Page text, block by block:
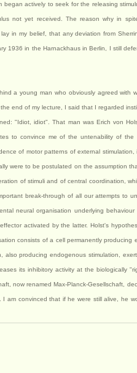
actively to seek for the releasing
not yet received. The reason why in
in my belief, that any deviation from
1936 in the Harnackhaus in Berlin, I still
a young man who obviously agreed with
end of my lecture, I said that I regarded
"Idiot, idiot". That man was Erich von
to convince me of the untenability of the
of motor patterns of external
were to be postulated on the assumption
of stimuli and of central coordination,
break-through of all our attempts to
neural organisation underlying
activated by the latter. Holst's
consists of a cell permanently producing
also producing endogenous stimulation,
its inhibitory activity at the biologically
now renamed Max-Planck-Gesellschaft,
am convinced that if he were still alive, he